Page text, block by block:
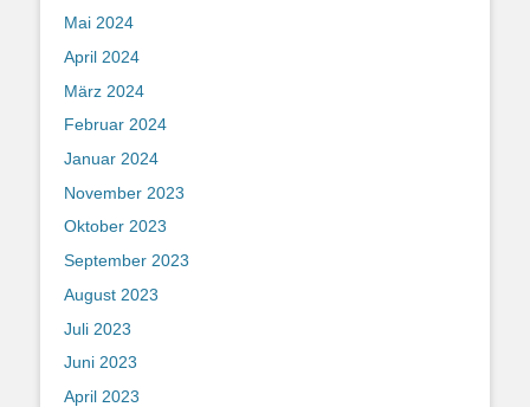
Mai 2024
April 2024
März 2024
Februar 2024
Januar 2024
November 2023
Oktober 2023
September 2023
August 2023
Juli 2023
Juni 2023
April 2023